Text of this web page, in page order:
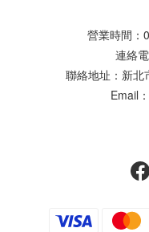
營業時間：
連絡
聯絡地址：新北
Email